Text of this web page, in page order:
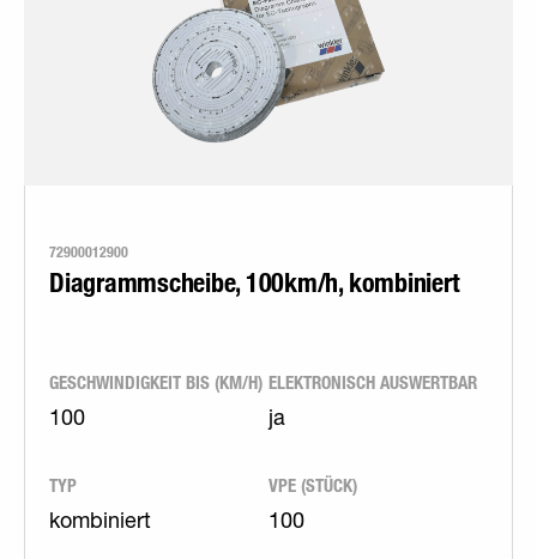
72900012900
Diagrammscheibe, 100km/h, kombiniert
GESCHWINDIGKEIT BIS (KM/H)
100
ELEKTRONISCH AUSWERTBAR
ja
TYP
kombiniert
VPE (STÜCK)
100